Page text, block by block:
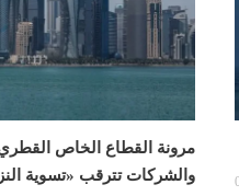
مرونة القطاع الخاص
والشركات تترقب «تسوية